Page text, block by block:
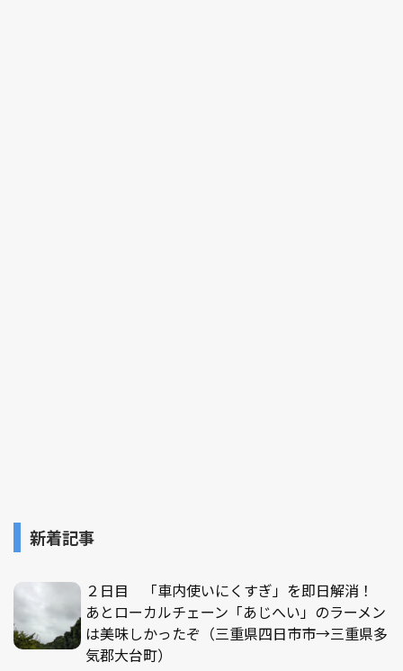
新着記事
２日目 「車内使いにくすぎ」を即日解消！
あとローカルチェーン「あじへい」のラーメン
は美味しかったぞ（三重県四日市市→三重県多
気郡大台町）